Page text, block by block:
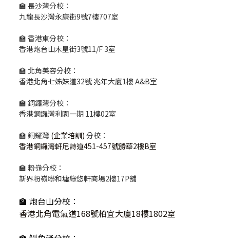
🏫 長沙灣分校：
九龍長沙灣永康街9號7樓707室
🏫 香港東分校：
香港炮台山木星街3號11/F 3室
🏫 北角美容分校：
香港北角七姊妹道32號 兆年大廈1樓 A&B室
🏫 銅鑼灣分校：
香港銅鑼灣利園一期 11樓02室
🏫 銅鑼灣 (企業培訓) 分校：
香港銅鑼灣軒尼詩道451-457號勝華2樓B室
🏫 粉嶺分校：
新界粉嶺聯和墟綠悠軒商場2樓17P舖
🏫 炮台山分校：
香港北角電氣道168號柏宜大廈18樓1802室